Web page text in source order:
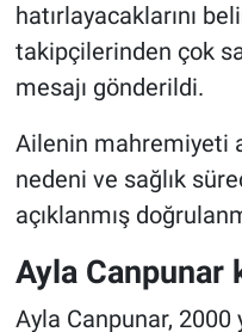
hatırlayacaklarını
takipçilerinden çok
mesajı gönderildi.
Ailenin mahremiyeti
nedeni ve sağlık
açıklanmış
Ayla Canpunar
Ayla Canpunar, 2000